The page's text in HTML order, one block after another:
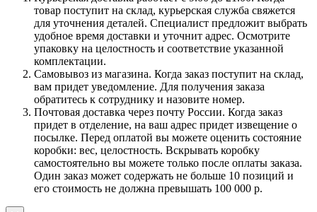
товар поступит на склад, курьерская служба свяжется
для уточнения деталей. Специалист предложит выбрать
удобное время доставки и уточнит адрес. Осмотрите
упаковку на целостность и соответствие указанной
комплектации.
Самовывоз из магазина. Когда заказ поступит на склад,
вам придет уведомление. Для получения заказа
обратитесь к сотруднику и назовите номер.
Почтовая доставка через почту России. Когда заказ
придет в отделение, на ваш адрес придет извещение о
посылке. Перед оплатой вы можете оценить состояние
коробки: вес, целостность. Вскрывать коробку
самостоятельно вы можете только после оплаты заказа.
Один заказ может содержать не больше 10 позиций и
его стоимость не должна превышать 100 000 р.